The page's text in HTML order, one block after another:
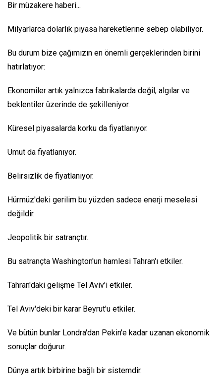
Bir müzakere haberi...
Milyarlarca dolarlık piyasa hareketlerine sebep olabiliyor.
Bu durum bize çağımızın en önemli gerçeklerinden birini
hatırlatıyor:
Ekonomiler artık yalnızca fabrikalarda değil, algılar ve
beklentiler üzerinde de şekilleniyor.
Küresel piyasalarda korku da fiyatlanıyor.
Umut da fiyatlanıyor.
Belirsizlik de fiyatlanıyor.
Hürmüz'deki gerilim bu yüzden sadece enerji meselesi
değildir.
Jeopolitik bir satrançtır.
Bu satrançta Washington'un hamlesi Tahran'ı etkiler.
Tahran'daki gelişme Tel Aviv'i etkiler.
Tel Aviv'deki bir karar Beyrut'u etkiler.
Ve bütün bunlar Londra'dan Pekin'e kadar uzanan ekonomik
sonuçlar doğurur.
Dünya artık birbirine bağlı bir sistemdir.